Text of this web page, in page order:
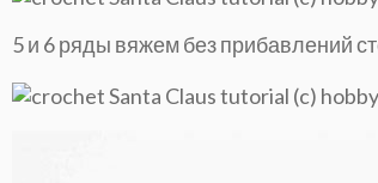
5 и 6 ряды вяжем без прибавлений